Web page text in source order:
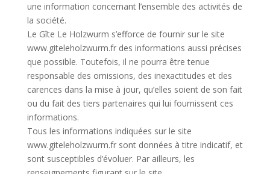
une information concernant l’ensemble des activités de
la société.
Le Gîte Le Holzwurm s’efforce de fournir sur le site
www.giteleholzwurm.fr des informations aussi précises
que possible. Toutefois, il ne pourra être tenue
responsable des omissions, des inexactitudes et des
carences dans la mise à jour, qu’elles soient de son fait
ou du fait des tiers partenaires qui lui fournissent ces
informations.
Tous les informations indiquées sur le site
www.giteleholzwurm.fr sont données à titre indicatif, et
sont susceptibles d’évoluer. Par ailleurs, les